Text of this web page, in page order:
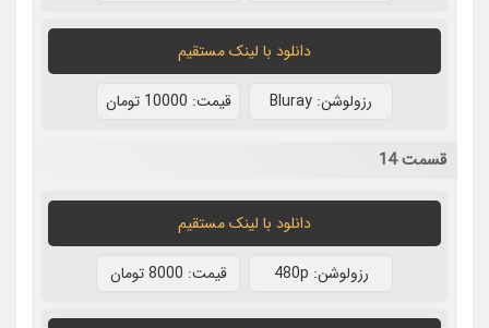
دانلود با لينک مستقيم
رزولوشن: Bluray قيمت: 10000 تومان
قسمت 14
دانلود با لينک مستقيم
رزولوشن: 480p قيمت: 8000 تومان